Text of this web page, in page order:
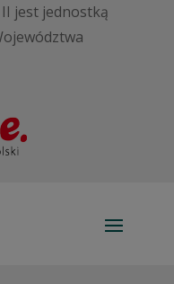
II jest jednostką